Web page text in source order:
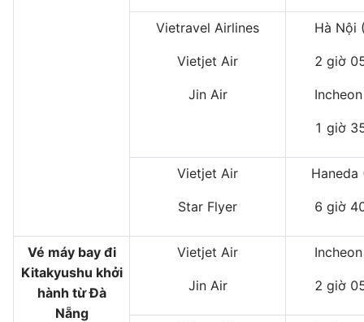
Vietravel Airlines
Vietjet Air
Jin Air
Hà Nội
2 giờ
1 giờ
Vietjet Air
Star Flyer
Haneda
6 giờ
Vé máy bay đi
Kitakyushu khởi
hành từ Đà
Nẵng
Vietjet Air
Jin Air 2 giờ